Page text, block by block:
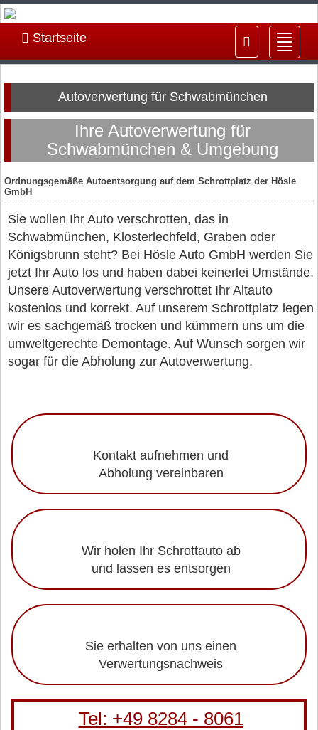
ein-/
Startseite
Autoverwertung für Schwabmünchen
Ihre Autoverwertung für
Schwabmünchen & Umgebung
Ordnungsgemäße Autoentsorgung auf dem Schrottplatz der Hösle
GmbH
Sie wollen Ihr Auto verschrotten, das in
Schwabmünchen, Klosterlechfeld, Graben oder
Königsbrunn steht? Bei Hösle Auto GmbH werden Sie
jetzt Ihr Auto los und haben dabei keinerlei Umstände.
Unsere Autoverwertung verschrottet Ihr Altauto
kostenlos und korrekt. Auf unserem Schrottplatz legen
wir es sachgemäß trocken und kümmern uns um die
umweltgerechte Demontage. Auf Wunsch sorgen wir
sogar für die Abholung zur Autoverwertung.
Kontakt aufnehmen und
Abholung vereinbaren
Wir holen Ihr Schrottauto ab
und lassen es entsorgen
Sie erhalten von uns einen
Verwertungsnachweis
Tel: +49 8284 - 8061